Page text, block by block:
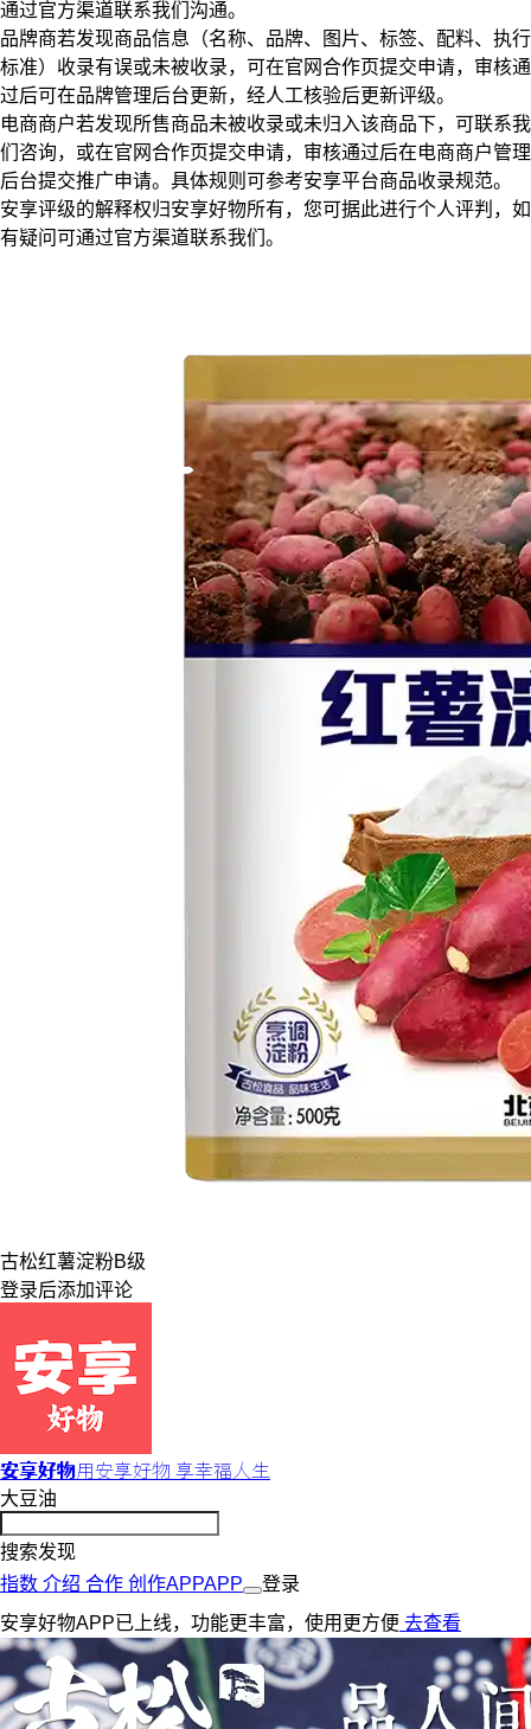
通过官方渠道联系我们沟通。
品牌商若发现商品信息（名称、品牌、图片、标签、配料、执行
标准）收录有误或未被收录，可在官网合作页提交申请，审核通
过后可在品牌管理后台更新，经人工核验后更新评级。
电商商户若发现所售商品未被收录或未归入该商品下，可联系我
们咨询，或在官网合作页提交申请，审核通过后在电商商户管理
后台提交推广申请。具体规则可参考安享平台商品收录规范。
安享评级的解释权归安享好物所有，您可据此进行个人评判，如
有疑问可通过官方渠道联系我们。
古松红薯淀粉B级
登录后添加评论
安享好物用安享好物 享幸福人生
大豆油
搜索发现
指数 介绍 合作 创作APPAPP
登录
安享好物APP已上线，功能更丰富，使用更方便 去查看